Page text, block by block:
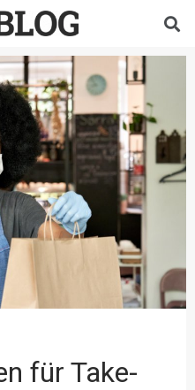
für Take-